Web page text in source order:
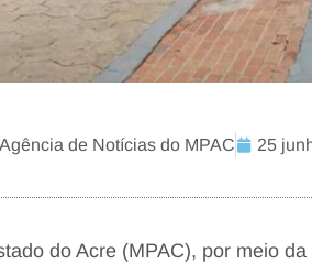
Agência de Notícias do MPAC 25
do Acre (MPAC), por meio